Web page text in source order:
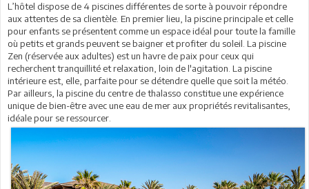
L’hôtel dispose de 4 piscines différentes de sorte à pouvoir répondre
aux attentes de sa clientèle. En premier lieu, la piscine principale et celle
pour enfants se présentent comme un espace idéal pour toute la famille
où petits et grands peuvent se baigner et profiter du soleil. La piscine
Zen (réservée aux adultes) est un havre de paix pour ceux qui
recherchent tranquillité et relaxation, loin de l'agitation. La piscine
intérieure est, elle, parfaite pour se détendre quelle que soit la météo.
Par ailleurs, la piscine du centre de thalasso constitue une expérience
unique de bien-être avec une eau de mer aux propriétés revitalisantes,
idéale pour se ressourcer.